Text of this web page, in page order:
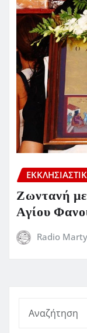
Ζωντανή
Αγίου
Radio